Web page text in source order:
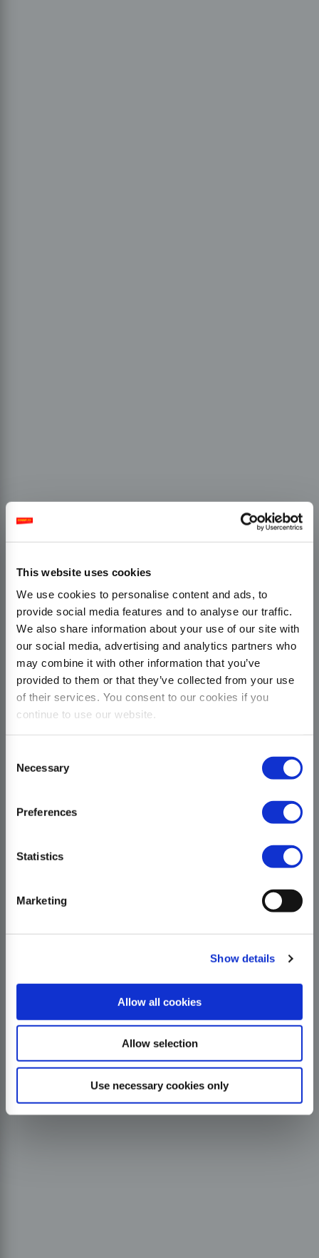
This website uses cookies
We use cookies to personalise content and ads, to
provide social media features and to analyse our traffic.
We also share information about your use of our site with
our social media, advertising and analytics partners who
may combine it with other information that you’ve
provided to them or that they’ve collected from your use
of their services. You consent to our cookies if you
continue to use our website.
Selection
Necessary
Preferences
Statistics
Marketing
Show details
Allow all cookies
Allow selection
Use necessary cookies only